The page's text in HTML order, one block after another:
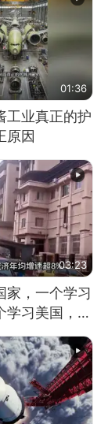
01:36
工业真正的护
原因
03:23
家，一个学习
学习美国，结